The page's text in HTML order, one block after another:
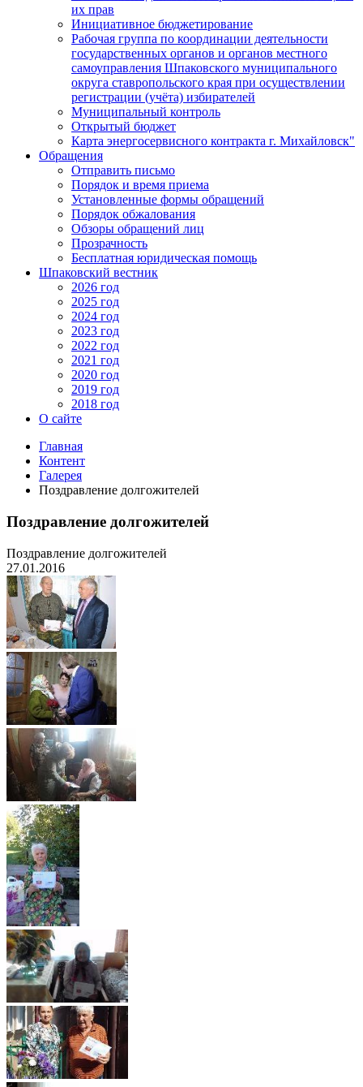
их прав
Инициативное бюджетирование
Рабочая группа по координации деятельности
государственных органов и органов местного
самоуправления Шпаковского муниципального
округа ставропольского края при осуществлении
регистрации (учёта) избирателей
Муниципальный контроль
Открытый бюджет
Карта энергосервисного контракта г. Михайловск"
Обращения
Отправить письмо
Порядок и время приема
Установленные формы обращений
Порядок обжалования
Обзоры обращений лиц
Прозрачность
Бесплатная юридическая помощь
Шпаковский вестник
2026 год
2025 год
2024 год
2023 год
2022 год
2021 год
2020 год
2019 год
2018 год
О сайте
Главная
Контент
Галерея
Поздравление долгожителей
Поздравление долгожителей
Поздравление долгожителей
27.01.2016